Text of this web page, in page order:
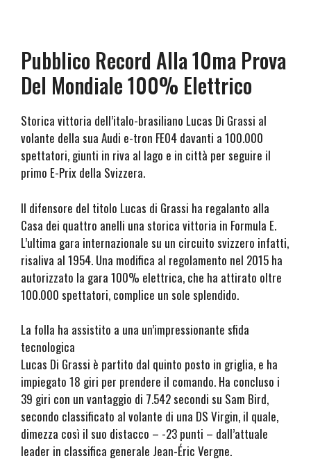
Pubblico Record Alla 10ma Prova
Del Mondiale 100% Elettrico
Storica vittoria dell’italo-brasiliano Lucas Di Grassi al
volante della sua Audi e-tron FE04 davanti a 100.000
spettatori, giunti in riva al lago e in città per seguire il
primo E-Prix della Svizzera.
Il difensore del titolo Lucas di Grassi ha regalanto alla
Casa dei quattro anelli una storica vittoria in Formula E.
L’ultima gara internazionale su un circuito svizzero infatti,
risaliva al 1954. Una modifica al regolamento nel 2015 ha
autorizzato la gara 100% elettrica, che ha attirato oltre
100.000 spettatori, complice un sole splendido.
La folla ha assistito a una un’impressionante sfida
tecnologica
Lucas Di Grassi è partito dal quinto posto in griglia, e ha
impiegato 18 giri per prendere il comando. Ha concluso i
39 giri con un vantaggio di 7.542 secondi su Sam Bird,
secondo classificato al volante di una DS Virgin, il quale,
dimezza così il suo distacco – -23 punti – dall’attuale
leader in classifica generale Jean-Éric Vergne.